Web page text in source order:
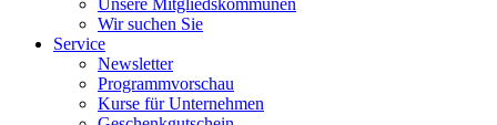
Unsere Mitgliedskommunen
Wir suchen Sie
Service
Newsletter
Programmvorschau
Kurse für Unternehmen